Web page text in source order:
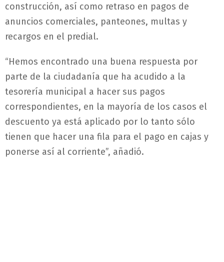
construcción, así como retraso en pagos de
anuncios comerciales, panteones, multas y
recargos en el predial.
“Hemos encontrado una buena respuesta por
parte de la ciudadanía que ha acudido a la
tesorería municipal a hacer sus pagos
correspondientes, en la mayoría de los casos el
descuento ya está aplicado por lo tanto sólo
tienen que hacer una fila para el pago en cajas y
ponerse así al corriente”, añadió.